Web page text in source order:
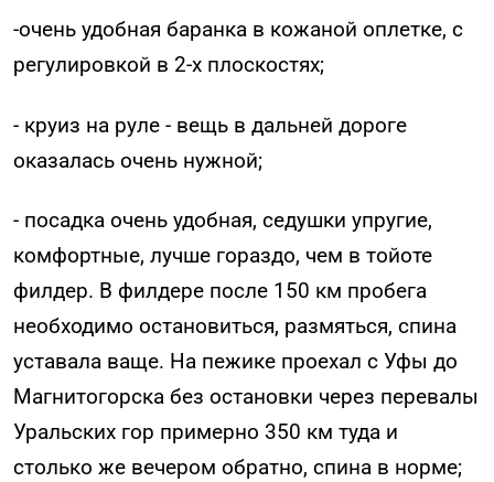
-очень удобная баранка в кожаной оплетке, с
регулировкой в 2-х плоскостях;
- круиз на руле - вещь в дальней дороге
оказалась очень нужной;
- посадка очень удобная, седушки упругие,
комфортные, лучше гораздо, чем в тойоте
филдер. В филдере после 150 км пробега
необходимо остановиться, размяться, спина
уставала ваще. На пежике проехал с Уфы до
Магнитогорска без остановки через перевалы
Уральских гор примерно 350 км туда и
столько же вечером обратно, спина в норме;